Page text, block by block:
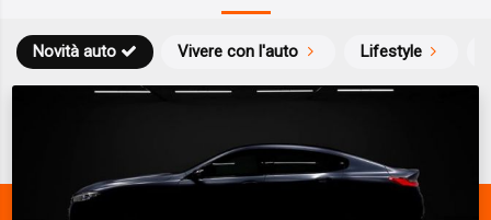
Novità auto Vivere con l'auto Lifestyle